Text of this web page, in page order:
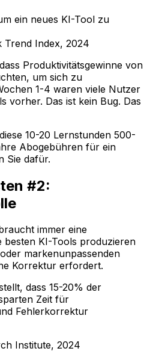
ein neues KI-Tool zu
Trend Index, 2024
Produktivitätsgewinne von
um sich zu
1-4 waren viele Nutzer
vorher. Das ist kein Bug. Das
10-20 Lernstunden 500-
Abogebühren für ein
Sie dafür.
#2:
immer eine
besten KI-Tools produzieren
markenunpassenden
Korrektur erfordert.
dass 15-20% der
Zeit für
Fehlerkorrektur
Institute, 2024